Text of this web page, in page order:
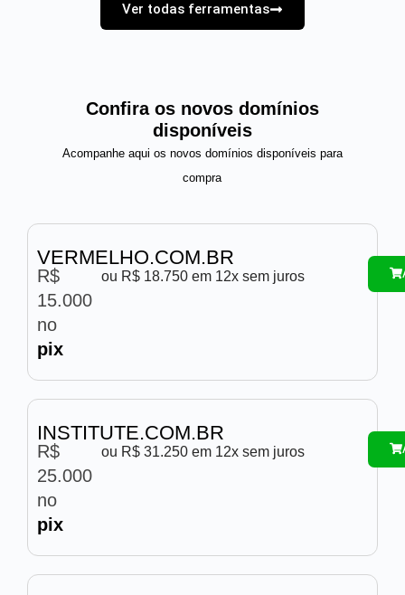
Ver todas ferramentas
Confira os novos domínios
disponíveis
Acompanhe aqui os novos domínios disponíveis para
compra
VERMELHO.COM.BR
R$
15.000
no
pix
ou R$ 18.750 em 12x sem juros
INSTITUTE.COM.BR
R$
25.000
no
pix
ou R$ 31.250 em 12x sem juros